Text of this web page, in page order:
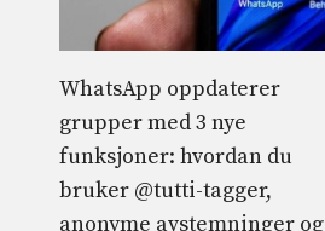
WhatsApp oppdaterer
grupper med 3 nye
funksjoner: hvordan du
bruker @tutti-tagger,
anonyme avstemninger og